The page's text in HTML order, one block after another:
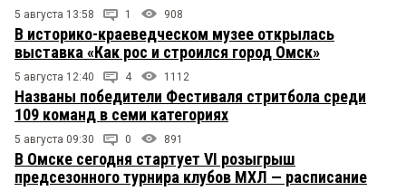
5 августа 13:58 1 908
В историко-краеведческом музее открылась
выставка «Как рос и строился город Омск»
5 августа 12:40 4 1112
Названы победители Фестиваля стритбола среди
109 команд в семи категориях
5 августа 09:30 0 891
В Омске сегодня стартует VI розыгрыш
предсезонного турнира клубов МХЛ — расписание